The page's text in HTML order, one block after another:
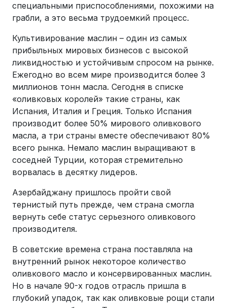
специальными приспособлениями, похожими на
грабли, а это весьма трудоемкий процесс.
Культивирование маслин – один из самых
прибыльных мировых бизнесов с высокой
ликвидностью и устойчивым спросом на рынке.
Ежегодно во всем мире производится более 3
миллионов тонн масла. Сегодня в списке
«оливковых королей» такие страны, как
Испания, Италия и Греция. Только Испания
производит более 50% мирового оливкового
масла, а три страны вместе обеспечивают 80%
всего рынка. Немало маслин выращивают в
соседней Турции, которая стремительно
ворвалась в десятку лидеров.
Азербайджану пришлось пройти свой
тернистый путь прежде, чем страна смогла
вернуть себе статус серьезного оливкового
производителя.
В советские времена страна поставляла на
внутренний рынок некоторое количество
оливкового масло и консервированных маслин.
Но в начале 90-х годов отрасль пришла в
глубокий упадок, так как оливковые рощи стали